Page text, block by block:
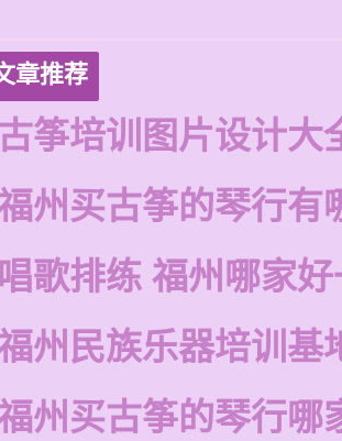
章推荐
古筝培训图片设计大
州买古筝的琴行有
唱歌排练 福州哪家
州民族乐器培训基
州买古筝的琴行哪